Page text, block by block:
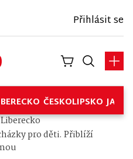
Přihlásit se
ČESKOLIPSKO
Liberecko
pro děti. Přiblíží